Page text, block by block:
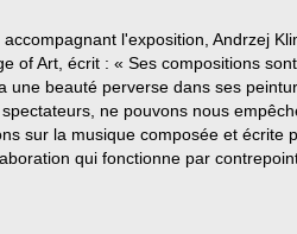
l'exposition, Andrzej
of Art, écrit : « Ses compositions
une beauté perverse dans ses
ne pouvons nous
sur la musique composée et écrite
qui fonctionne par